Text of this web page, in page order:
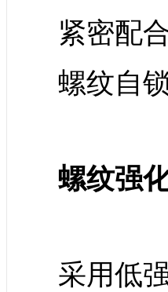
紧密配
螺纹自锁
螺纹强
采用低